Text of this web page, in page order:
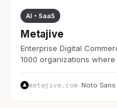
AI・SaaS
Metajive
Enterprise Digital
1000 organizations
metajive.com· Noto